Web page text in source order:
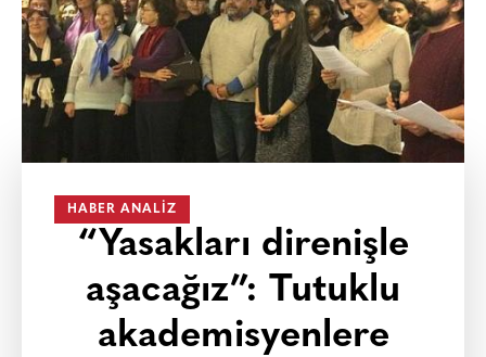
HABER ANALIZ
“Yasakları direnişle
aşacağız”: Tutuklu
akademisyenlere